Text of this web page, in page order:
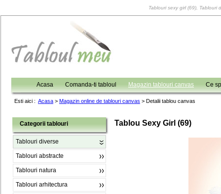
Tablouri sexy girl (69), Tablouri
Acasa Comanda-ti tabloul Magazin tablouri canvas Ce
Esti aici : Acasa > Magazin online de tablouri canvas > Detalii tablou canvas
Categorii tablouri
Tablouri diverse
Tablouri abstracte
Tablouri natura
Tablouri arhitectura
Tablou Sexy Girl (69)